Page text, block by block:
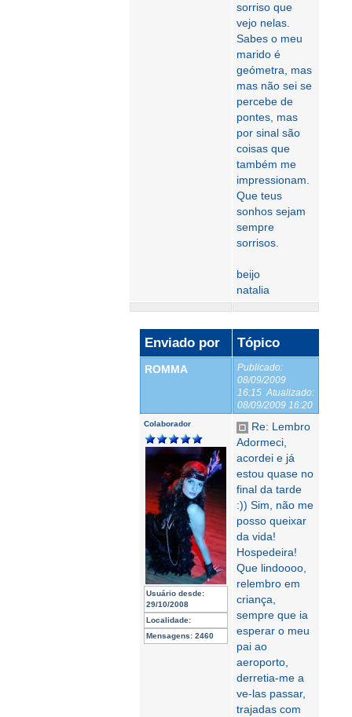
sorriso que
vejo nelas.
Sabes o meu
marido é
geómetra, mas
mas não sei se
percebe de
pontes, mas
por sinal são
coisas que
também me
impressionam.
Que teus
sonhos sejam
sempre
sorrisos.
beijo
natalia
Enviado por Tópico
ROMMA
Publicado:
08/09/2009
16:15 Atualizado:
08/09/2009 16:20
Colaborador
Usuário desde:
29/10/2008
Localidade:
Mensagens: 2460
Re: Lembro
Adormeci,
acordei e já
estou quase no
final da tarde
:)) Sim, não me
posso queixar
da vida!
Hospedeira!
Que lindoooo,
relembro em
criança,
sempre que ia
esperar o meu
pai ao
aeroporto,
derretia-me a
ve-las passar,
trajadas com